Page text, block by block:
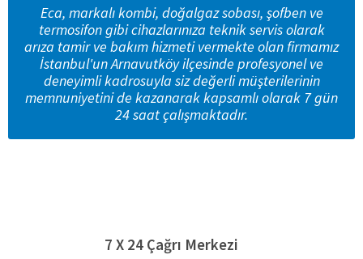
Eca, markalı kombi, doğalgaz sobası, şofben ve
termosifon gibi cihazlarınıza teknik servis olarak
arıza tamir ve bakım hizmeti vermekte olan firmamız
İstanbul'un Arnavutköy ilçesinde profesyonel ve
deneyimli kadrosuyla siz değerli müşterilerinin
memnuniyetini de kazanarak kapsamlı olarak 7 gün
24 saat çalışmaktadır.
7 X 24 Çağrı Merkezi